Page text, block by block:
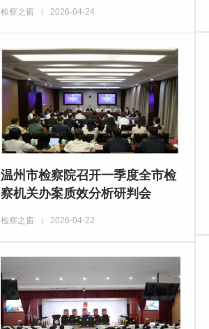
检察之窗 | 2026-04-24
温州市检察院召开一季度全市检
察机关办案质效分析研判会
检察之窗 | 2026-04-22